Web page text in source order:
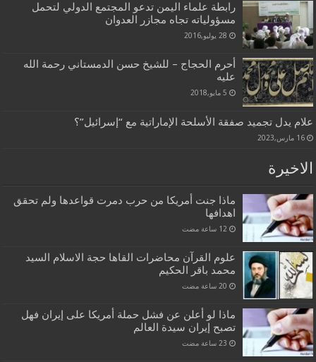
رابطة علماء اليمن تدعو المجتمع الدولي لتحمل
مسؤولياته تجاه مجازر العدوان
28 يوليو,2016
أحرم الحجاج – للشيخ حسن الدمستاني رحمة الله
عليه‏
5 مايو,2018
علام يدل تجميد صفقة الأسلحة الإماراتية مع “إسرائيل”؟
16 مارس,2023
الاخيرة
ماذا جنت أمريكا من حرب دمرت قواعدها ولم تحقق
اهدافها
علوم القرآن محاضرات القاها حجة الاسلام السيد
محمد باقر الحكيم
ماذا لو أعلن عن فشل حملة أمريكا على إيران فهل
تصبح إيران سيدة العالم